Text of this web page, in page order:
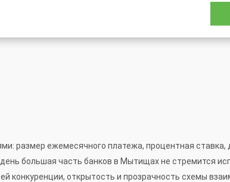
размер ежемесячного платежа, процентная ставка,
большая часть банков в Мытищах не стремится
конкуренции, открытость и прозрачность схемы